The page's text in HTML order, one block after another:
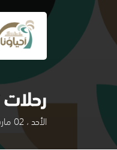
الأحد ، 02 مارس ، 2025 - السبت ، 22 مارس ، 2025